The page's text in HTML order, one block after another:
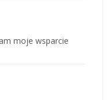
moje wsparcie